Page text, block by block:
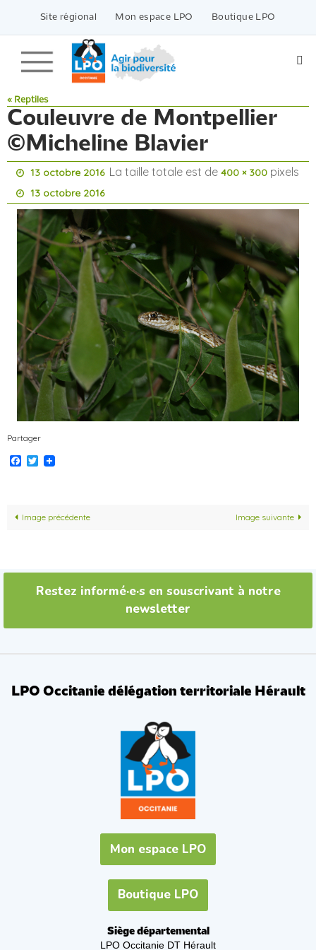
contenu
Site régional Mon espace LPO Boutique LPO
« Reptiles
Couleuvre de Montpellier
©Micheline Blavier
13 octobre 2016 La taille totale est de400 × 300 pixels
13 octobre 2016
Partager
Facebook
Twitter
Image précédente Image suivante
Restez informé·e·s en souscrivant à notre
newsletter
LPO Occitanie délégation territoriale Hérault
Mon espace LPO
Boutique LPO
Siège départemental
LPO Occitanie DT Hérault